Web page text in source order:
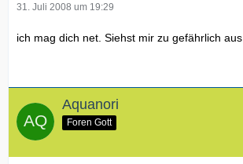
31. Juli 2008 um 19:29
ich mag dich net. Siehst mir zu gefährlich aus
Aquanori
Foren Gott